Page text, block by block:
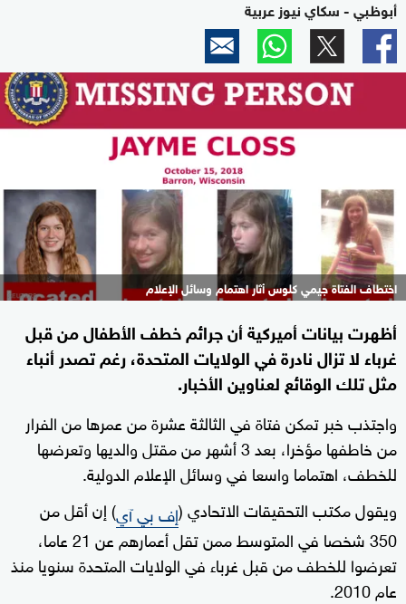
أبوظبي - سكاي نيوز عربية
اختطاف الفتاة جيمي كلوس أثار اهتمام وسائل الإعلام
أظهرت بيانات أميركية أن جرائم خطف الأطفال من قبل
غرباء لا تزال نادرة في الولايات المتحدة، رغم تصدر أنباء
مثل تلك الوقائع لعناوين الأخبار.
واجتذب خبر تمكن فتاة في الثالثة عشرة من عمرها من الفرار
من خاطفها مؤخرا، بعد 3 أشهر من مقتل والديها وتعرضها
للخطف، اهتماما واسعا في وسائل الإعلام الدولية.
ويقول مكتب التحقيقات الاتحادي (إف بي آي) إن أقل من
350 شخصا في المتوسط ممن تقل أعمارهم عن 21 عاما،
تعرضوا للخطف من قبل غرباء في الولايات المتحدة سنويا منذ
عام 2010.